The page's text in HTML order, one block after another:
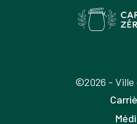
©2026 - Ville